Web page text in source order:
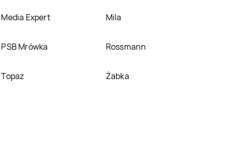
Media Expert Mila
PSB Mrówka Rossmann
Topaz Żabka